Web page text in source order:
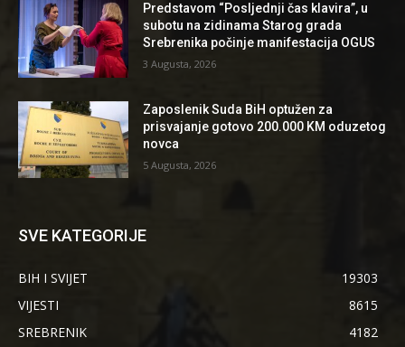
Predstavom “Posljednji čas klavira”, u
subotu na zidinama Starog grada
Srebrenika počinje manifestacija OGUS
3 Augusta, 2026
Zaposlenik Suda BiH optužen za
prisvajanje gotovo 200.000 KM oduzetog
novca
5 Augusta, 2026
SVE KATEGORIJE
BIH I SVIJET
19303
VIJESTI
8615
SREBRENIK
4182